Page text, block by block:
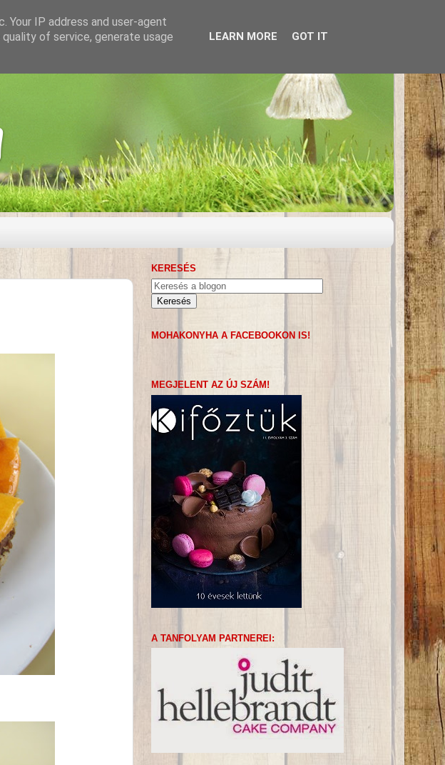
KERESÉS
MOHAKONYHA A FACEBOOKON IS!
MEGJELENT AZ ÚJ SZÁM!
A TANFOLYAM PARTNEREI:
IP address and user-agent
of service, generate usage
LEARN MORE GOT IT